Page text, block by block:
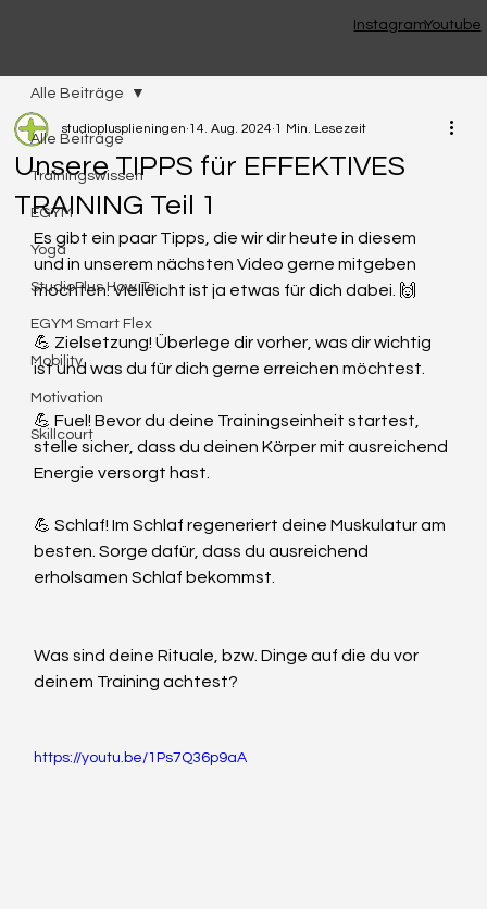
Youtube
Instagram
Alle Beiträge
Trainingswissen
EGYM
Yoga
StudioPlus How To
EGYM Smart Flex
Mobility
Motivation
Skillcourt
Alle Beiträge
Unsere TIPPS für EFFEKTIVES
TRAINING Teil 1
studioplusplieningen 14. Aug. 2024 1 Min. Lesezeit
Es gibt ein paar Tipps, die wir dir heute in diesem
und in unserem nächsten Video gerne mitgeben
möchten. Vielleicht ist ja etwas für dich dabei. 🙌
💪 Zielsetzung! Überlege dir vorher, was dir wichtig
ist und was du für dich gerne erreichen möchtest.
💪 Fuel! Bevor du deine Trainingseinheit startest,
stelle sicher, dass du deinen Körper mit ausreichend
Energie versorgt hast.
💪 Schlaf! Im Schlaf regeneriert deine Muskulatur am
besten. Sorge dafür, dass du ausreichend
erholsamen Schlaf bekommst.
Was sind deine Rituale, bzw. Dinge auf die du vor
deinem Training achtest?
https://youtu.be/1Ps7Q36p9aA